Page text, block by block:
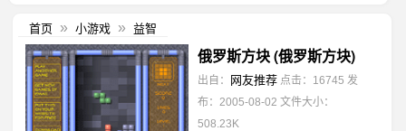
首页 » 小游戏 » 益智
俄罗斯方块 (俄罗斯方块)
出自： 网友推荐 点击：16745 发
布：2005-08-02 文件大小：
508.23K